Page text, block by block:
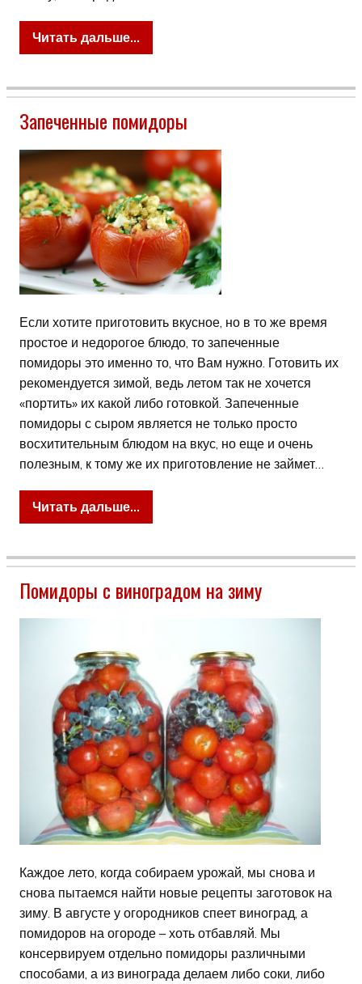
Читать дальше...
Запеченные помидоры
Если хотите приготовить вкусное, но в то же время
простое и недорогое блюдо, то запеченные
помидоры это именно то, что Вам нужно. Готовить их
рекомендуется зимой, ведь летом так не хочется
«портить» их какой либо готовкой. Запеченные
помидоры с сыром является не только просто
восхитительным блюдом на вкус, но еще и очень
полезным, к тому же их приготовление не займет…
Читать дальше...
Помидоры с виноградом на зиму
Каждое лето, когда собираем урожай, мы снова и
снова пытаемся найти новые рецепты заготовок на
зиму. В августе у огородников спеет виноград, а
помидоров на огороде – хоть отбавляй. Мы
консервируем отдельно помидоры различными
способами, а из винограда делаем либо соки, либо